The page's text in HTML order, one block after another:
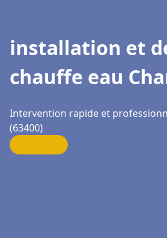
installation et
chauffe eau
Intervention rapide et
(63400)